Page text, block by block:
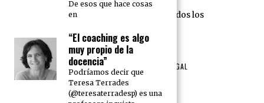
360 Grados Press © 2018 Todos los
NOSOTROS
TÉRMINOS DE USO Y AVISO LEGAL
POLÍTICA DE PRIVACIDAD
De esos que hace cosas
en
“El coaching es algo
muy propio de la
docencia”
Podríamos decir que
Teresa Terrades
(@teresaterradesp) es una